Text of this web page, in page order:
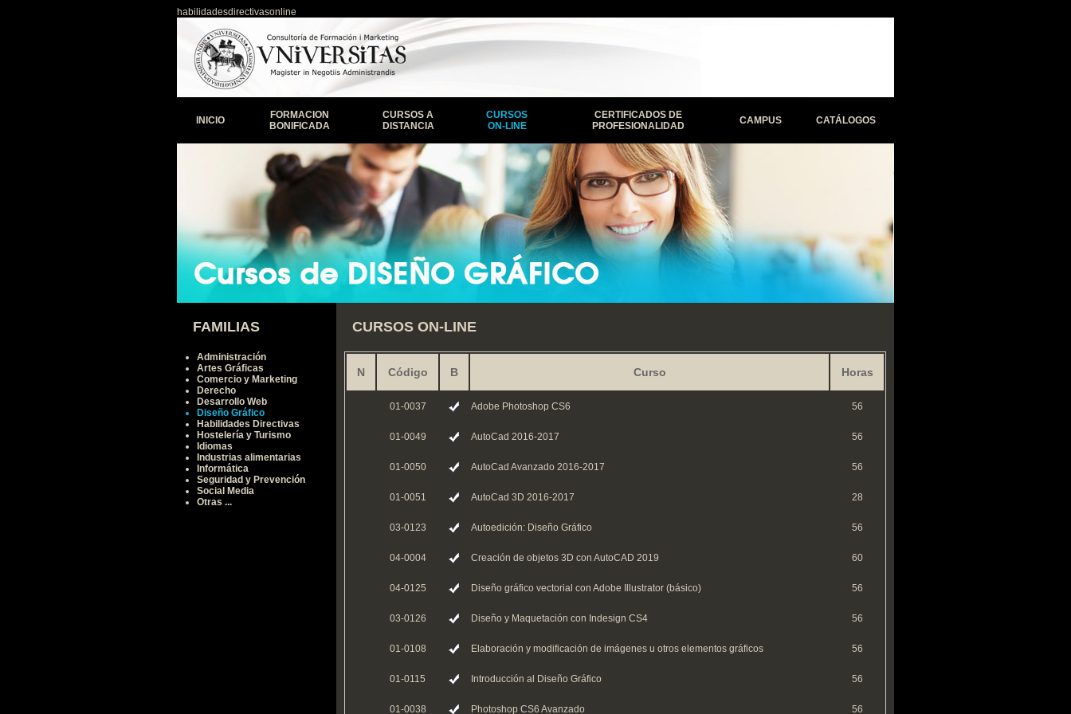
habilidadesdirectivasonline
INICIO
FORMACION
BONIFICADA
CURSOS A
DISTANCIA
CURSOS
ON-LINE
CERTIFICADOS DE
PROFESIONALIDAD
CAMPUS CATÁLOGOS
FAMILIAS
Administración
Artes Gráficas
Comercio y Marketing
Derecho
Desarrollo Web
Diseño Gráfico
Habilidades Directivas
Hostelería y Turismo
Idiomas
Industrias alimentarias
Informática
Seguridad y Prevención
Social Media
Otras ...
CURSOS ON-LINE
N Código B Curso Horas
01-0037 Adobe Photoshop CS6 56
01-0049 AutoCad 2016-2017 56
01-0050 AutoCad Avanzado 2016-2017 56
01-0051 AutoCad 3D 2016-2017 28
03-0123 Autoedición: Diseño Gráfico 56
04-0004 Creación de objetos 3D con AutoCAD 2019 60
04-0125 Diseño gráfico vectorial con Adobe Illustrator (básico) 56
03-0126 Diseño y Maquetación con Indesign CS4 56
01-0108 Elaboración y modificación de imágenes u otros elementos gráficos 56
01-0115 Introducción al Diseño Gráfico 56
01-0038 Photoshop CS6 Avanzado 56